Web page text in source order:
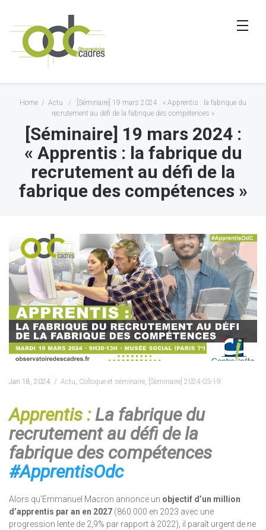
Home / Actu /
[Séminaire] 19 mars 2024 : « Apprentis : la fabrique du
recrutement au défi de la fabrique des compétences »
[Séminaire] 19 mars 2024 :
« Apprentis : la fabrique du
recrutement au défi de la
fabrique des compétences »
Jan 18, 2024 Actu, Colloque et séminaire, [Séminaire] 2024-03-19
Apprentis : La fabrique du
recrutement au défi de la
fabrique des compétences
#ApprentisOdc
Alors qu’Emmanuel Macron annonce un objectif d’un million
d’apprentis par an en 2027 (860.000 en 2023 avec une
progression lente de 2,9% par rapport à 2022), il paraît urgent de ne